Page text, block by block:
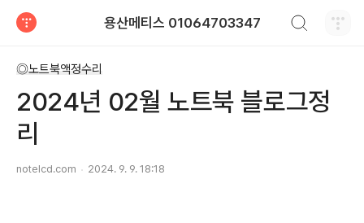
용산메티스 01064703347
◎노트북액정수리
2024년 02월 노트북 블로그정
리
notelcd.com 2024. 9. 9. 18:18